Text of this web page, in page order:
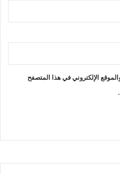
الإلكتروني في هذا المتصفح